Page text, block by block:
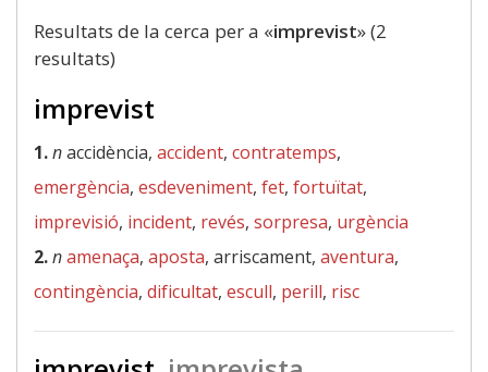
Resultats de la cerca per a «imprevist» (2
resultats)
imprevist
1.naccidència, accident, contratemps,
emergència, esdeveniment, fet, fortuïtat,
imprevisió, incident, revés, sorpresa, urgència
2.namenaça, aposta, arriscament, aventura,
contingència, dificultat, escull, perill, risc